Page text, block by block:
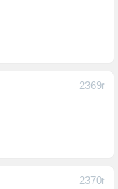
2369F
2370F